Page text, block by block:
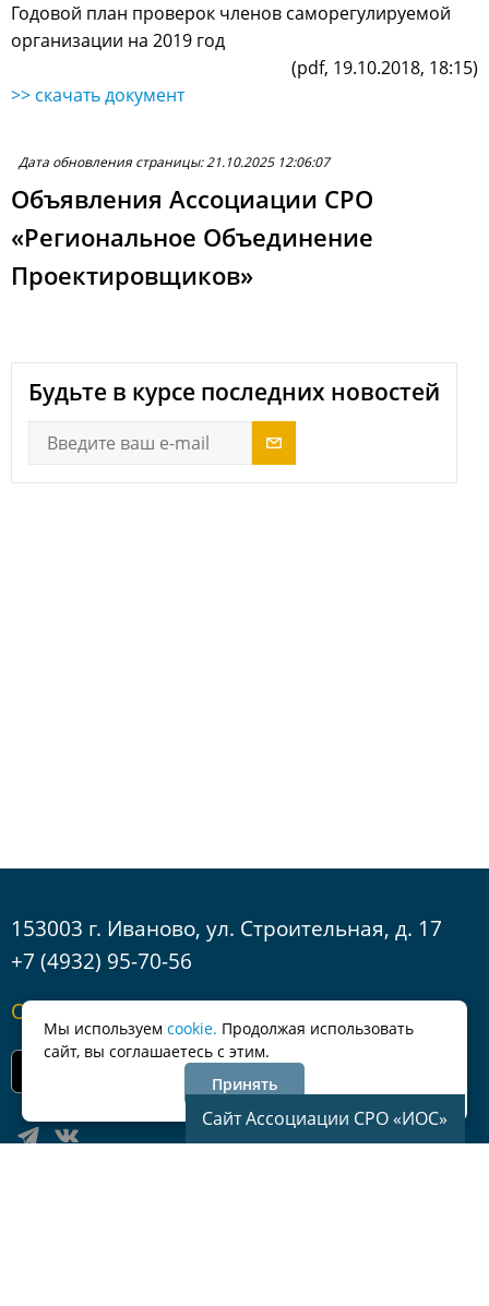
Годовой план проверок членов саморегулируемой
организации на 2019 год
>> скачать документ
(pdf, 19.10.2018, 18:15)
Дата обновления страницы: 21.10.2025 12:06:07
Объявления Ассоциации СРО
«Региональное Объединение
Проектировщиков»
Будьте в курсе последних новостей
153003 г. Иваново, ул. Строительная, д. 17
+7 (4932) 95-70-56
Обратная связь
Сайт Ассоциации СРО «ИОС»
Мы используем cookie. Продолжая использовать
сайт, вы соглашаетесь с этим.
Принять